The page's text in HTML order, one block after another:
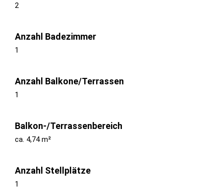
2
Anzahl Badezimmer
1
Anzahl Balkone/Terrassen
1
Balkon-/Terrassenbereich
ca. 4,74 m²
Anzahl Stellplätze
1